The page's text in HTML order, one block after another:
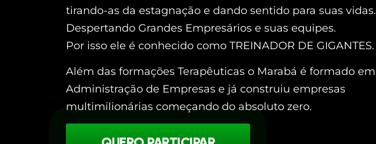
tirando-as da estagnação e dando sentido para suas vidas.
Despertando Grandes Empresários e suas equipes.
Por isso ele é conhecido como TREINADOR DE GIGANTES.
Além das formações Terapêuticas o Marabá é formado em
Administração de Empresas e já construiu empresas
multimilionárias começando do absoluto zero.